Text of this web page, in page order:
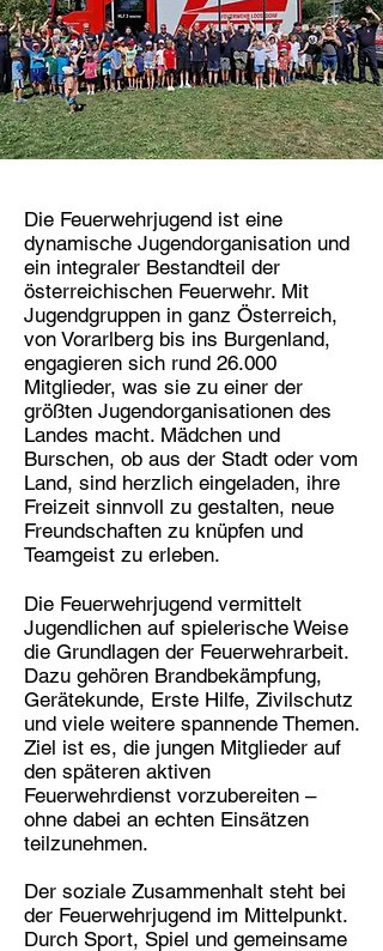
Die Feuerwehrjugend ist eine
dynamische Jugendorganisation und
ein integraler Bestandteil der
österreichischen Feuerwehr. Mit
Jugendgruppen in ganz Österreich,
von Vorarlberg bis ins Burgenland,
engagieren sich rund 26.000
Mitglieder, was sie zu einer der
größten Jugendorganisationen des
Landes macht. Mädchen und
Burschen, ob aus der Stadt oder vom
Land, sind herzlich eingeladen, ihre
Freizeit sinnvoll zu gestalten, neue
Freundschaften zu knüpfen und
Teamgeist zu erleben.
Die Feuerwehrjugend vermittelt
Jugendlichen auf spielerische Weise
die Grundlagen der Feuerwehrarbeit.
Dazu gehören Brandbekämpfung,
Gerätekunde, Erste Hilfe, Zivilschutz
und viele weitere spannende Themen.
Ziel ist es, die jungen Mitglieder auf
den späteren aktiven
Feuerwehrdienst vorzubereiten –
ohne dabei an echten Einsätzen
teilzunehmen.
Der soziale Zusammenhalt steht bei
der Feuerwehrjugend im Mittelpunkt.
Durch Sport, Spiel und gemeinsame